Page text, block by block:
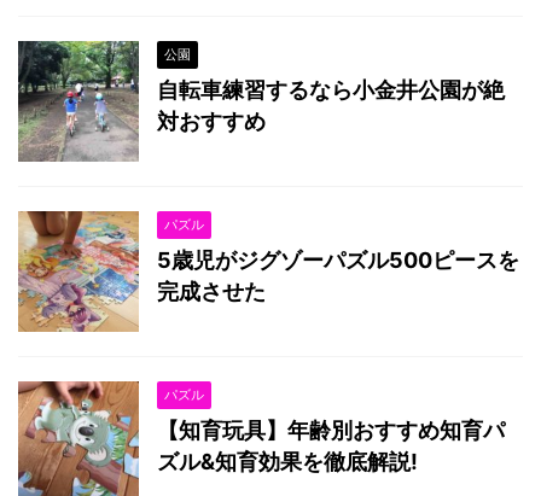
公園
自転車練習するなら小金井公園が絶
対おすすめ
パズル
5歳児がジグゾーパズル500ピースを
完成させた
パズル
【知育玩具】年齢別おすすめ知育パ
ズル&知育効果を徹底解説!